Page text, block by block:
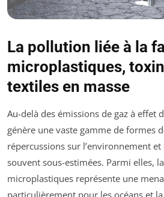
La pollution liée à la
microplastiques,
textiles en masse
Au-delà des émissions de gaz à effet
génère une vaste gamme de formes
répercussions sur l’environnement
souvent sous-estimées. Parmi elles,
microplastiques représente une